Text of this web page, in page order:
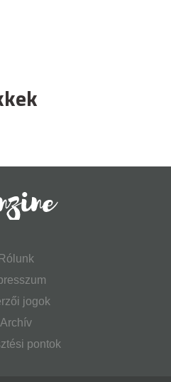
Rólunk
jogok
Archív
pontok